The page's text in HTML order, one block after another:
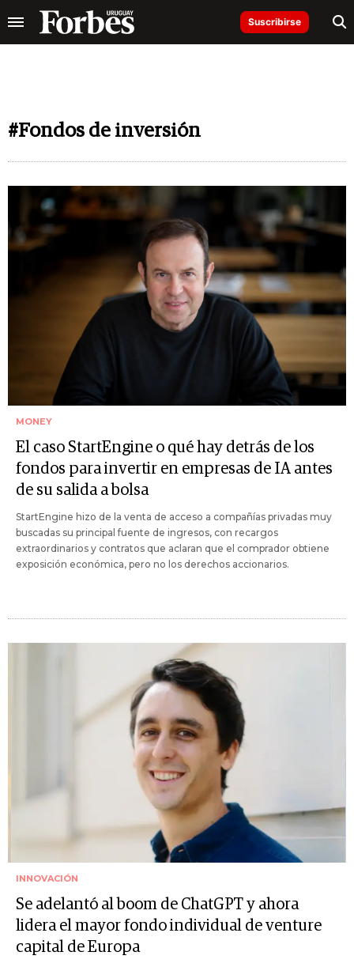
Suscribirse
#Fondos de inversión
MONEY
El caso StartEngine o qué hay detrás de los
fondos para invertir en empresas de IA antes
de su salida a bolsa
StartEngine hizo de la venta de acceso a compañías privadas muy
buscadas su principal fuente de ingresos, con recargos
extraordinarios y contratos que aclaran que el comprador obtiene
exposición económica, pero no los derechos accionarios.
INNOVACIÓN
Se adelantó al boom de ChatGPT y ahora
lidera el mayor fondo individual de venture
capital de Europa